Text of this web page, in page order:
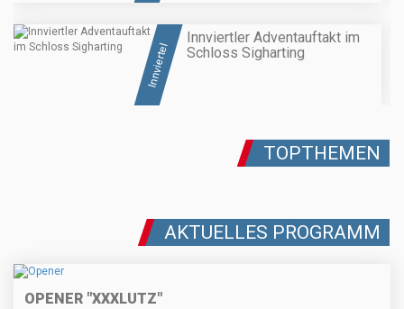
Innviertel
Innviertler Adventauftakt im
Schloss Sigharting
TOPTHEMEN
AKTUELLES PROGRAMM
OPENER "XXXLUTZ"